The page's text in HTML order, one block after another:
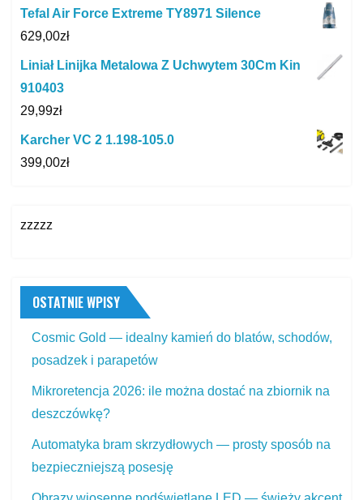
Tefal Air Force Extreme TY8971 Silence
629,00zł
Liniał Linijka Metalowa Z Uchwytem 30Cm Kin
910403
29,99zł
Karcher VC 2 1.198-105.0
399,00zł
zzzzz
OSTATNIE WPISY
Cosmic Gold — idealny kamień do blatów, schodów,
posadzek i parapetów
Mikroretencja 2026: ile można dostać na zbiornik na
deszczówkę?
Automatyka bram skrzydłowych — prosty sposób na
bezpieczniejszą posesję